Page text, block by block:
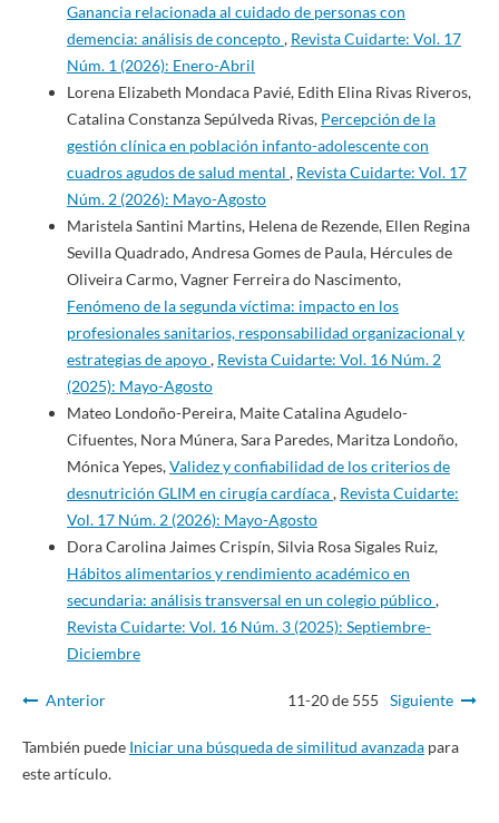
Ganancia relacionada al cuidado de personas con
demencia: análisis de concepto, Revista Cuidarte: Vol. 17
Núm. 1 (2026): Enero-Abril
Lorena Elizabeth Mondaca Pavié, Edith Elina Rivas Riveros,
Catalina Constanza Sepúlveda Rivas, Percepción de la
gestión clínica en población infanto-adolescente con
cuadros agudos de salud mental , Revista Cuidarte: Vol. 17
Núm. 2 (2026): Mayo-Agosto
Maristela Santini Martins, Helena de Rezende, Ellen Regina
Sevilla Quadrado, Andresa Gomes de Paula, Hércules de
Oliveira Carmo, Vagner Ferreira do Nascimento,
Fenómeno de la segunda víctima: impacto en los
profesionales sanitarios, responsabilidad organizacional y
estrategias de apoyo, Revista Cuidarte: Vol. 16 Núm. 2
(2025): Mayo-Agosto
Mateo Londoño-Pereira, Maite Catalina Agudelo-
Cifuentes, Nora Múnera, Sara Paredes, Maritza Londoño,
Mónica Yepes,Validez y confiabilidad de los criterios de
desnutrición GLIM en cirugía cardíaca, Revista Cuidarte:
Vol. 17 Núm. 2 (2026): Mayo-Agosto
Dora Carolina Jaimes Crispín, Silvia Rosa Sigales Ruiz,
Hábitos alimentarios y rendimiento académico en
secundaria: análisis transversal en un colegio público,
Revista Cuidarte: Vol. 16 Núm. 3 (2025): Septiembre-
Diciembre
Anterior 11-20 de 555 Siguiente
También puede Iniciar una búsqueda de similitud avanzadapara
este artículo.